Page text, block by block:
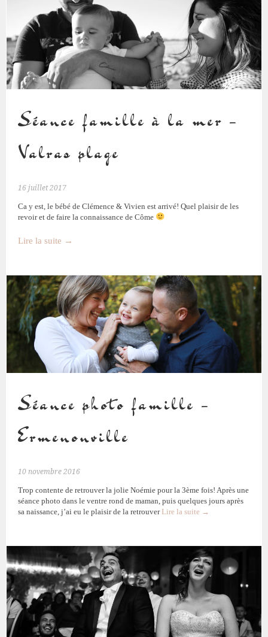
Séance famille à la mer –
Valras plage
16 juillet 2017
Ca y est, le bébé de Clémence & Vivien est arrivé! Quel plaisir de les
revoir et de faire la connaissance de Côme
Lire la suite →
Séance photo famille –
Ermenonville
10 novembre 2016
Trop contente de retrouver la jolie Noémie pour la 3ème fois! Après une
séance photo dans le ventre rond de maman, puis quelques jours après
sa naissance, j’ai eu le plaisir de la retrouverLire la suite →